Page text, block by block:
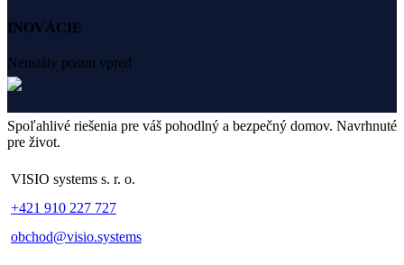
INOVÁCIE
Neustály posun vpred
Spoľahlivé riešenia pre váš pohodlný a bezpečný domov. Navrhnuté
pre život.
VISIO systems s. r. o.
+421 910 227 727
obchod@visio.systems